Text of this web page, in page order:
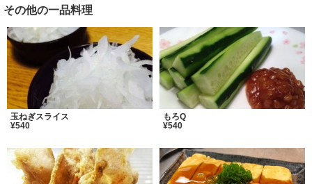
その他の一品料理
玉ねぎスライス
¥540
もろQ
¥540